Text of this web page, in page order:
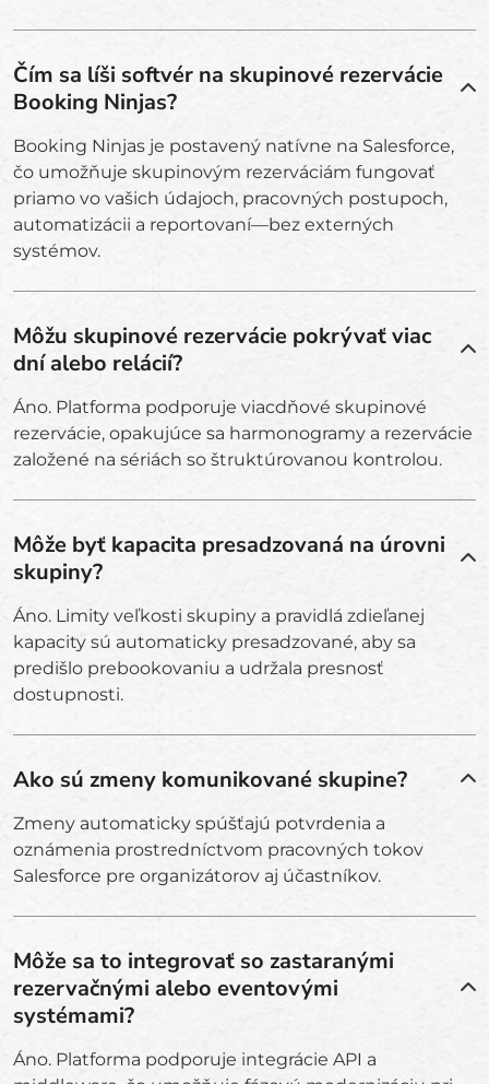
Čím sa líši softvér na skupinové rezervácie
Booking Ninjas?
Booking Ninjas je postavený natívne na Salesforce,
čo umožňuje skupinovým rezerváciám fungovať
priamo vo vašich údajoch, pracovných postupoch,
automatizácii a reportovaní—bez externých
systémov.
Môžu skupinové rezervácie pokrývať viac
dní alebo relácií?
Áno. Platforma podporuje viacdňové skupinové
rezervácie, opakujúce sa harmonogramy a rezervácie
založené na sériách so štruktúrovanou kontrolou.
Môže byť kapacita presadzovaná na úrovni
skupiny?
Áno. Limity veľkosti skupiny a pravidlá zdieľanej
kapacity sú automaticky presadzované, aby sa
predišlo prebookovaniu a udržala presnosť
dostupnosti.
Ako sú zmeny komunikované skupine?
Zmeny automaticky spúšťajú potvrdenia a
oznámenia prostredníctvom pracovných tokov
Salesforce pre organizátorov aj účastníkov.
Môže sa to integrovať so zastaranými
rezervačnými alebo eventovými
systémami?
Áno. Platforma podporuje integrácie API a